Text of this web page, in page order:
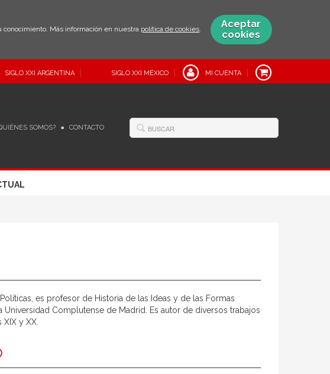
conocimiento. Más información en nuestra política de cookies.
Aceptar
cookies
SIGLO XXI ARGENTINA SIGLO XXI MÉXICO MI CUENTA
SOMOS? CONTACTO
es profesor de Historia de las Ideas y de las Formas
Complutense de Madrid. Es autor de diversos trabajos
y XX.